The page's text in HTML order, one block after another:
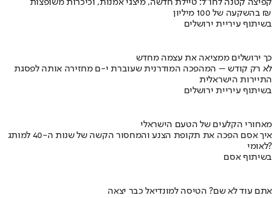
קפיצה קטנה לחו"ל: טיילת חדשה, מיצגי אמנות, וכיכרות משופצות
בהשקעה של 100 מיליון ₪
בשיתוף עיריית ירושלים
כך ירושלים ממציאה את עצמה מחדש
לא רק קודש – המהפכה המודרנית שעוברת י-ם מחזירה אותה לפסגת
התיירות הישראלית
בשיתוף עיריית ירושלים
מאחורי הקלעים של הטעם הישראלי
איך אסם הפכה את תקופת הצנע והמחסור הקשה של שנות ה-40 למותג
לאומי?
בשיתוף אסם
אתם עוד לא שם? הטיסה למונדיאל כבר יצאה